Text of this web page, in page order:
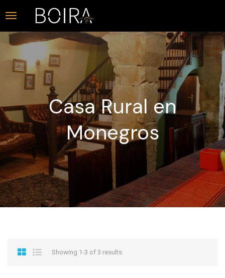
Casa Rural en
Monegros
Showing 1-3 of 3 results